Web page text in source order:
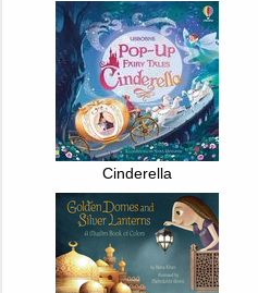
Cinderella